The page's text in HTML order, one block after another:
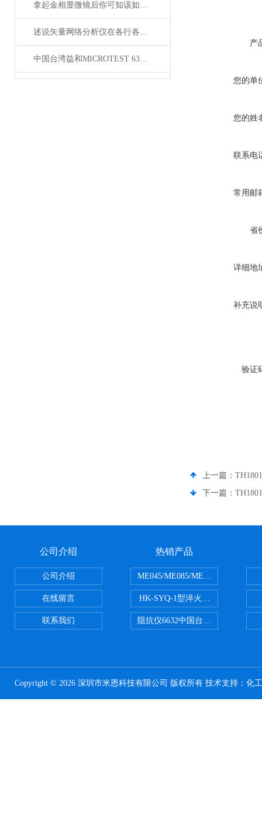
拿起金相显微镜后你可知该如何使用呢？
述说矢量网络分析仪在各行各业中的主要作用
中国台湾益和MICROTEST 6372 LCR测试仪
产
您的单
您的姓
联系电
常用邮
省
详细地
补充说
验证
上一篇：
下一篇：
公司介绍
公司介绍
在线留言
联系我们
热销产品
ME045/ME085/ME150ME系列
HK-SYQ-1型淬火介质冷却性能测
阻抗仪6632中国台湾益和
Copyright © 2026 深圳市米恩科技有限公司 版权所有 技术支持： 化